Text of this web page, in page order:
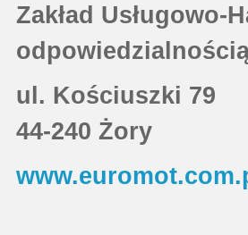
Zakład Usługowo-
ul. Kościuszki 79
44-240 Żory